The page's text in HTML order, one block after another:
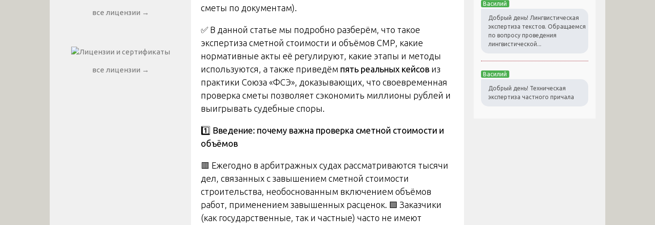
сметы по документам).
✅ В данной статье мы подробно разберём, что такое
экспертиза сметной стоимости и объёмов СМР, какие
нормативные акты её регулируют, какие этапы и методы
используются, а также приведём пять реальных кейсов из
практики Союза «ФСЭ», доказывающих, что своевременная
проверка сметы позволяет сэкономить миллионы рублей и
выигрывать судебные споры.
1️ Введение: почему важна проверка сметной стоимости и
объёмов
🟥 Ежегодно в арбитражных судах рассматриваются тысячи
дел, связанных с завышением сметной стоимости
строительства, необоснованным включением объёмов
работ, применением завышенных расценок. 🟩 Заказчики
(как государственные, так и частные) часто не имеют
все лицензии →
все лицензии →
Василий
Добрый день! Лингвистическая
экспертиза текстов. Обращаемся
по вопросу проведения
лингвистической...
Василий
Добрый день! Техническая
экспертиза частного причала